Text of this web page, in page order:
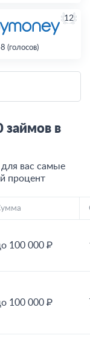
12
(голосов)
займов в
вас самые
процент
100 000 ₽
100 000 ₽